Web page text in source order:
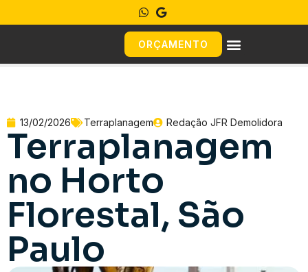
ORÇAMENTO
13/02/2026 Terraplanagem Redação JFR Demolidora
Terraplanagem
no Horto
Florestal, São
Paulo